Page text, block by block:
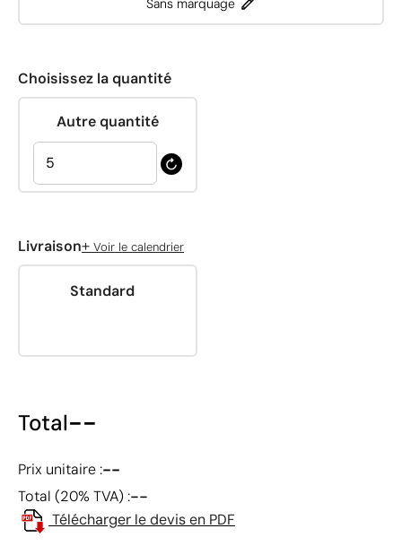
Choisissez la quantité
Autre quantité
Livraison+ Voir le calendrier
Standard
Total--
Prix unitaire :--
Total (20% TVA) :--
Télécharger le devis en PDF